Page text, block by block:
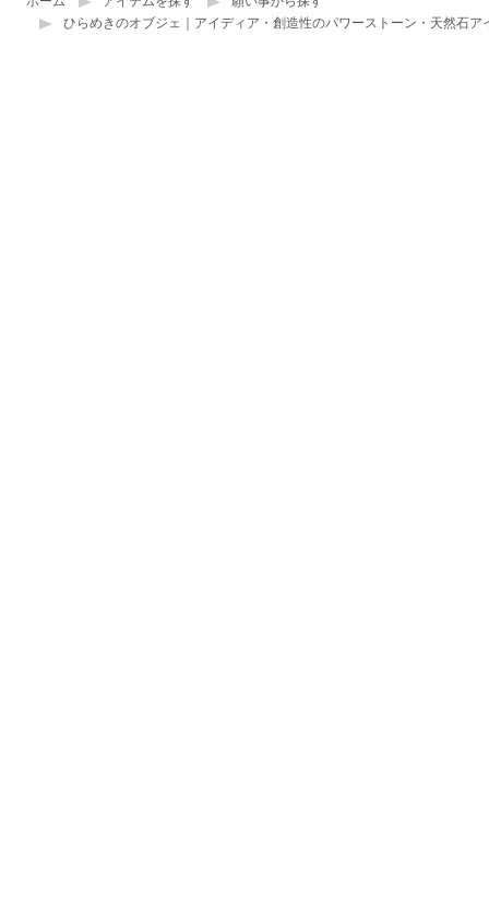
ひらめきのオブジェ｜アイディア・創造性のパワーストーン・天然石ア